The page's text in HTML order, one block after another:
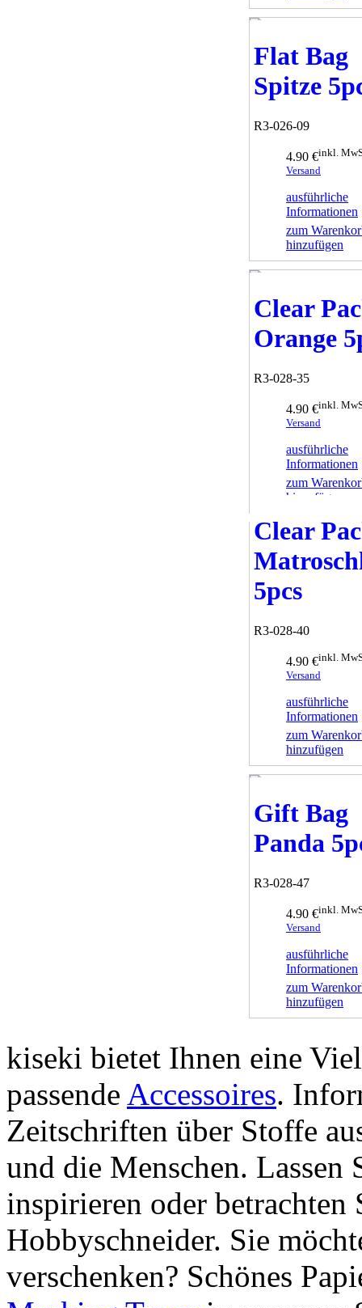
Flat Bag
Spitze
R3-026-09
4.90 €inkl.
Versand
ausführliche
Informationen
zum
hinzufügen
Clear
Orange
R3-028-35
4.90 €inkl.
Versand
ausführliche
Informationen
zum
hinzufügen
Clear
5pcs
R3-028-40
4.90 €inkl.
Versand
ausführliche
Informationen
zum
hinzufügen
Gift Bag
Panda
R3-028-47
4.90 €inkl.
Versand
ausführliche
Informationen
zum
hinzufügen
kiseki bietet Ihnen eine
passende Accessoires.
Zeitschriften über Stoffe
und die Menschen.
inspirieren oder betrachten
Hobbyschneider. Sie
verschenken? Schönes